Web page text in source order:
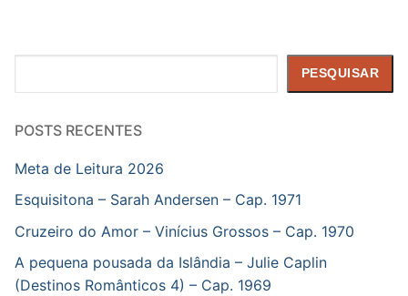
PESQUISAR
POSTS RECENTES
Meta de Leitura 2026
Esquisitona – Sarah Andersen – Cap. 1971
Cruzeiro do Amor – Vinícius Grossos – Cap. 1970
A pequena pousada da Islândia – Julie Caplin
(Destinos Românticos 4) – Cap. 1969